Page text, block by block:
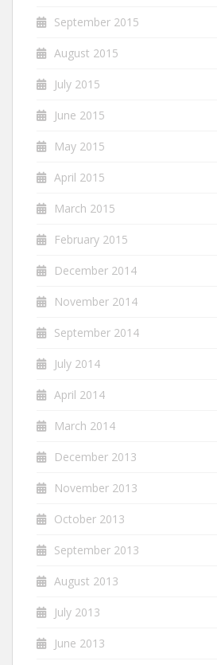
September 2015
August 2015
July 2015
June 2015
May 2015
April 2015
March 2015
February 2015
December 2014
November 2014
September 2014
July 2014
April 2014
March 2014
December 2013
November 2013
October 2013
September 2013
August 2013
July 2013
June 2013